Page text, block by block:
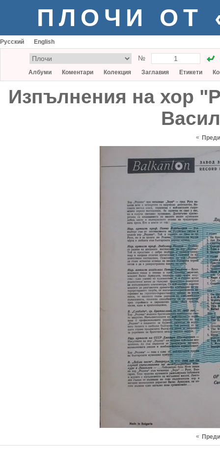
ПЛОЧИ ОТ
Русский English
№
Албуми Коментари Колекция Заглавия Етикети
Изпълнения на хор
«
«